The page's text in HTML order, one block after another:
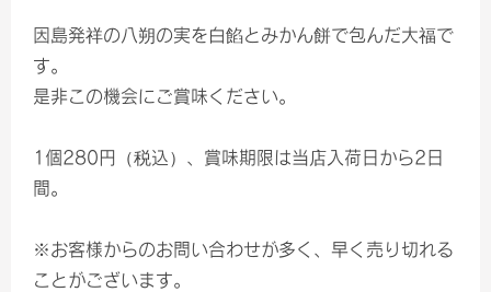
因島発祥の八朔の実を白餡とみかん餅で包んだ大福で
す。
是非この機会にご賞味ください。
1個280円（税込）、賞味期限は当店入荷日から2日
間。
※お客様からのお問い合わせが多く、早く売り切れる
ことがございます。